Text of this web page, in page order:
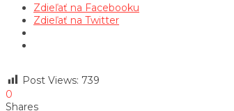
Zdieľať na Facebooku
Zdieľať na Twitter
Post Views: 739
0
Shares